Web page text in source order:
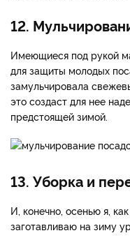
12.
Имеющиеся под рукой
для защиты молодых
замульчировала
это создаст для нее
предстоящей зимой.
13. Уборка и
И, конечно, осенью я,
заготавливаю на зиму